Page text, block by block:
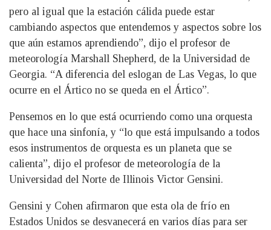
pero al igual que la estación cálida puede estar
cambiando aspectos que entendemos y aspectos sobre los
que aún estamos aprendiendo”, dijo el profesor de
meteorología Marshall Shepherd, de la Universidad de
Georgia. “A diferencia del eslogan de Las Vegas, lo que
ocurre en el Ártico no se queda en el Ártico”.
Pensemos en lo que está ocurriendo como una orquesta
que hace una sinfonía, y “lo que está impulsando a todos
esos instrumentos de orquesta es un planeta que se
calienta”, dijo el profesor de meteorología de la
Universidad del Norte de Illinois Victor Gensini.
Gensini y Cohen afirmaron que esta ola de frío en
Estados Unidos se desvanecerá en varios días para ser